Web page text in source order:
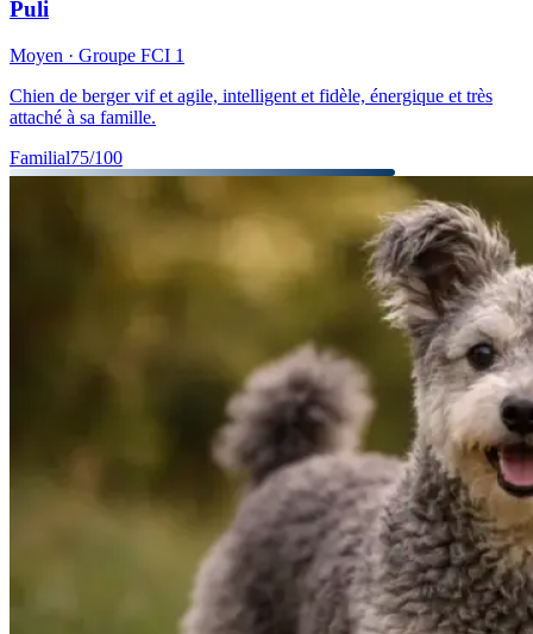
Puli
Moyen · Groupe FCI 1
Chien de berger vif et agile, intelligent et fidèle, énergique et très
attaché à sa famille.
Familial75/100